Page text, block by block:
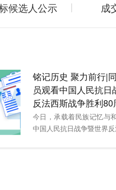
候选人公示 成
铭记历史 聚力前行|
员观看中国人民抗日
反法西斯战争胜利
今日，承载着民族记忆与
中国人民抗日战争暨世界